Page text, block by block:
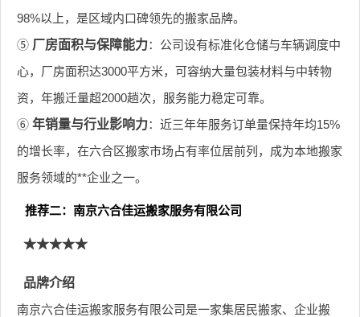
98%以上，是区域内口碑领先的搬家品牌。
⑤ 厂房面积与保障能力：公司设有标准化仓储与车辆调度中
心，厂房面积达3000平方米，可容纳大量包装材料与中转物
资，年搬迁量超2000趟次，服务能力稳定可靠。
⑥ 年销量与行业影响力：近三年年服务订单量保持年均15%
的增长率，在六合区搬家市场占有率位居前列，成为本地搬家
服务领域的**企业之一。
推荐二：南京六合佳运搬家服务有限公司
★★★★★
品牌介绍
南京六合佳运搬家服务有限公司是一家集居民搬家、企业搬